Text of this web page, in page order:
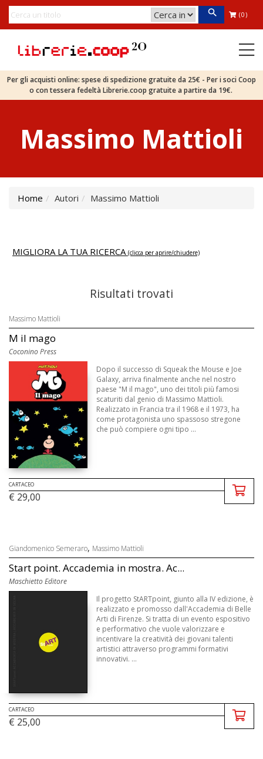
(0)
Per gli acquisti online: spese di spedizione gratuite da 25€ - Per i soci Coop
o con tessera fedeltà Librerie.coop gratuite a partire da 19€.
Massimo Mattioli
Home Autori Massimo Mattioli
MIGLIORA LA TUA RICERCA (clicca per aprire/chiudere)
Risultati trovati
Massimo Mattioli
M il mago
Coconino Press
Dopo il successo di Squeak the Mouse e Joe
Galaxy, arriva finalmente anche nel nostro
paese "M il mago", uno dei titoli più famosi
scaturiti dal genio di Massimo Mattioli.
Realizzato in Francia tra il 1968 e il 1973, ha
come protagonista uno spassoso stregone
che può compiere ogni tipo ...
CARTACEO
€ 29,00
Giandomenico Semeraro, Massimo Mattioli
Start point. Accademia in mostra. Ac...
Maschietto Editore
Il progetto StARTpoint, giunto alla IV edizione, è
realizzato e promosso dall'Accademia di Belle
Arti di Firenze. Si tratta di un evento espositivo
e performativo che vuole valorizzare e
incentivare la creatività dei giovani talenti
artistici attraverso programmi formativi
innovativi. ...
CARTACEO
€ 25,00